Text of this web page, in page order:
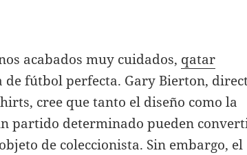
acabados muy cuidados, qatar
de fútbol perfecta. Gary Bierton,
cree que tanto el diseño como la
partido determinado pueden
de coleccionista. Sin embargo, el